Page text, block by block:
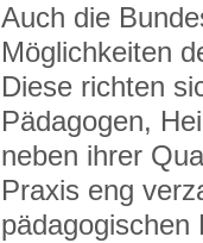
Auch die
Möglichkeiten
Diese richten
Pädagogen,
neben ihrer
Praxis eng
pädagogischen